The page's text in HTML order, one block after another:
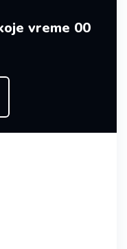
vreme 00